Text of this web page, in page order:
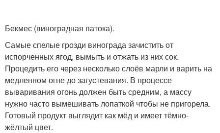
Бекмес (виноградная патока).
Самые спелые грозди винограда зачистить от
испорченных ягод, вымыть и отжать из них сок.
Процедить его через несколько слоёв марли и варить на
медленном огне до загустевания. В процессе
вываривания огонь должен быть средним, а массу
нужно часто вымешивать лопаткой чтобы не пригорела.
Готовый продукт выглядит как мёд и имеет тёмно-
жёлтый цвет.